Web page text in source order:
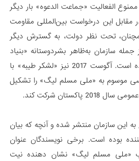
الفعالیت «جماعت الدعوه» بار دیگر
مقابل این درخواست بین‌المللی مقاومت
تحت نظر دولت، به گسترش دیگر
سازمان به‌ظاهر بشردوستانه «بنیاد
فلاح انسانیت» ادامه داده است. آگوست 2017 نیز «لشکر طیبه» با
موسوم به «ملی مسلم لیگ» را تشکیل
پاکستان شرکت کند.
این سازمان منتشر شده و آنچه که بیان
بوده است. برخی نویسندگان عنوان
«ملی مسلم لیگ» نشان دهنده نیت